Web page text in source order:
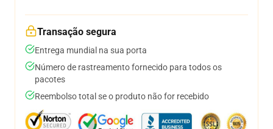
Transação segura
Entrega mundial na sua porta
Número de rastreamento fornecido para todos os
pacotes
Reembolso total se o produto não for recebido